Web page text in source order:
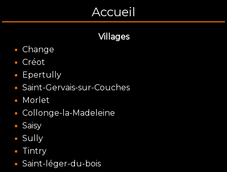
Accueil
Villages
Change
Créot
Epertully
Saint-Gervais-sur-Couches
Morlet
Collonge-la-Madeleine
Saisy
Sully
Tintry
Saint-léger-du-bois